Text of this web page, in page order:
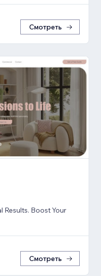
Смотреть
Results. Boost Your
Смотреть